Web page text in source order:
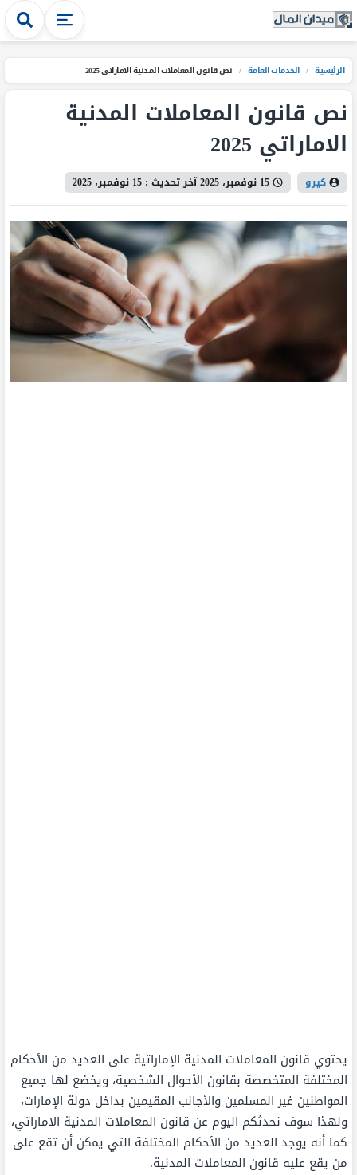
الرئيسية / الخدمات العامة / نص قانون المعاملات المدنية الاماراتي 2025
نص قانون المعاملات المدنية
الاماراتي 2025
كيرو 15 نوفمبر، 2025 آخر تحديث : 15 نوفمبر، 2025
يحتوي قانون المعاملات المدنية الإماراتية على العديد من الأحكام
المختلفة المتخصصة بقانون الأحوال الشخصية، ويخضع لها جميع
المواطنين غير المسلمين والأجانب المقيمين بداخل دولة الإمارات،
ولهذا سوف نحدثكم اليوم عن قانون المعاملات المدنية الاماراتي،
كما أنه يوجد العديد من الأحكام المختلفة التي يمكن أن تقع على
من يقع عليه قانون المعاملات المدنية.